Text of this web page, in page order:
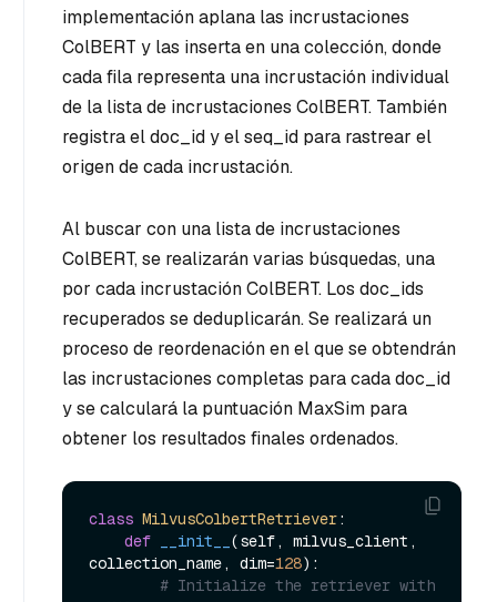
implementación aplana las incrustaciones
ColBERT y las inserta en una colección, donde
cada fila representa una incrustación individual
de la lista de incrustaciones ColBERT. También
registra el doc_id y el seq_id para rastrear el
origen de cada incrustación.
Al buscar con una lista de incrustaciones
ColBERT, se realizarán varias búsquedas, una
por cada incrustación ColBERT. Los doc_ids
recuperados se deduplicarán. Se realizará un
proceso de reordenación en el que se obtendrán
las incrustaciones completas para cada doc_id
y se calculará la puntuación MaxSim para
obtener los resultados finales ordenados.
class MilvusColbertRetriever:
def
__init__ (self, milvus_client,
collection_name, dim=128):
# Initialize the retriever with